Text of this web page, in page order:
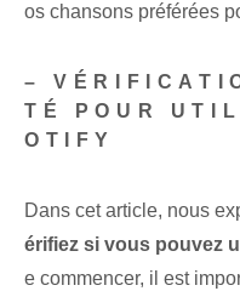
os chansons préférées
–
TÉ POUR
OTIFY⁣
Dans cet article, nous
érifiez si vous pouvez
e commencer, il est